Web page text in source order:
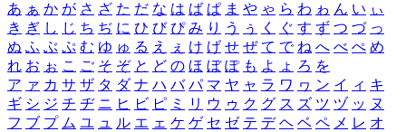
あ ぁ か が さ ざ た だ な は ば ぱ ま や ゃ ら わ ゎ ん い ぃ
き ぎ し じ ち ぢ に ひ び ぴ み り う ぅ く ぐ す ず つ づ っ
ぬ ふ ぶ ぷ む ゆ ゅ る え ぇ け げ せ ぜ て で ね へ べ ぺ め
れ お ぉ こ ご そ ぞ と ど の ほ ぼ ぽ も よ ょ ろ を
ア ァ カ サ ザ タ ダ ナ ハ バ パ マ ヤ ャ ラ ワ ヮ ン イ ィ キ
ギ シ ジ チ ヂ ニ ヒ ビ ピ ミ リ ウ ゥ ク グ ス ズ ツ ヅ ッ ヌ
フ ブ プ ム ユ ュ ル エ ェ ケ ゲ セ ゼ テ デ ヘ ベ ペ メ レ オ